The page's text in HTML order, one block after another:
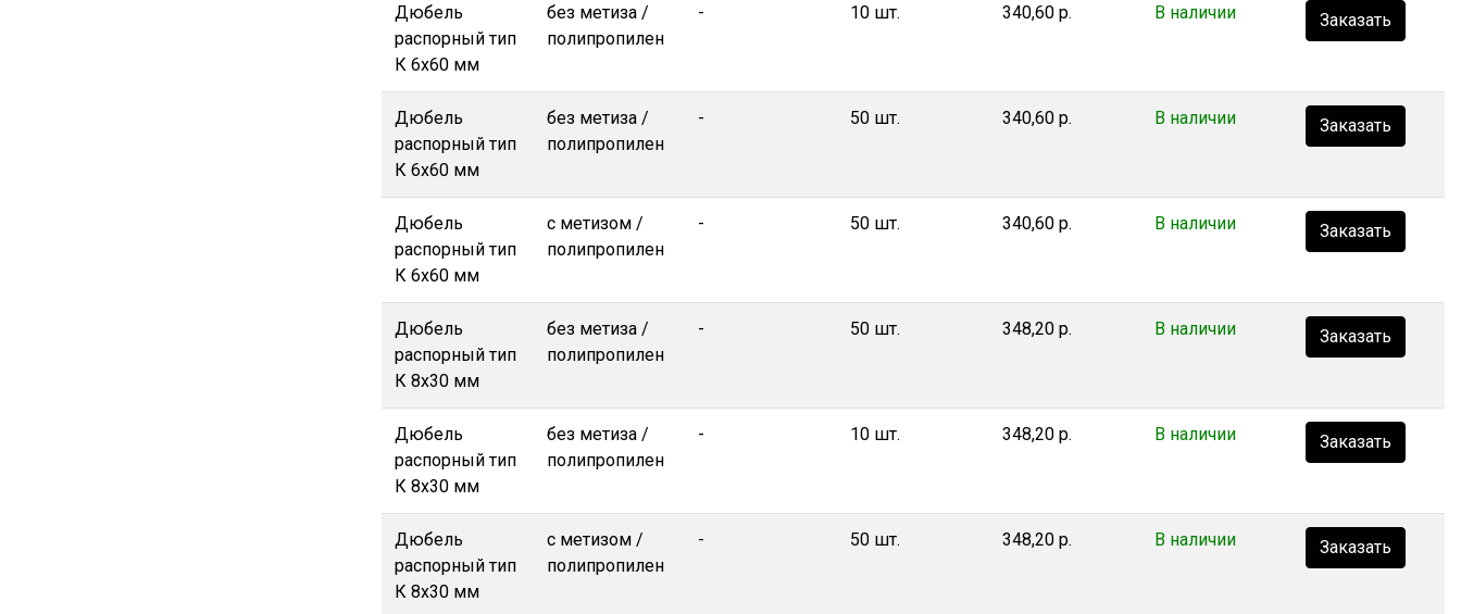
Дюбель
распорный тип
К 6х60 мм
без метиза /
полипропилен
- 10 шт. 340,60 р. В наличии Заказать
Дюбель
распорный тип
К 6х60 мм
без метиза /
полипропилен
- 50 шт. 340,60 р. В наличии Заказать
Дюбель
распорный тип
К 6х60 мм
с метизом /
полипропилен
- 50 шт. 340,60 р. В наличии Заказать
Дюбель
распорный тип
К 8х30 мм
без метиза /
полипропилен
- 50 шт. 348,20 р. В наличии Заказать
Дюбель
распорный тип
К 8х30 мм
без метиза /
полипропилен
- 10 шт. 348,20 р. В наличии Заказать
Дюбель
распорный тип
К 8х30 мм
с метизом /
полипропилен
- 50 шт. 348,20 р. В наличии Заказать